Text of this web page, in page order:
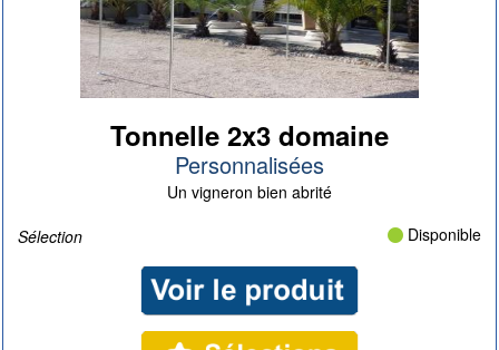
Tonnelle 2x3 domaine
Personnalisées
Un vigneron bien abrité
Sélection
Disponible